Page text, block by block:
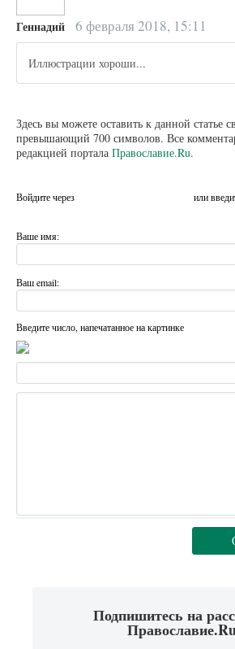
Геннадий 6 февраля 2018, 15:11
Иллюстрации хороши...
Здесь вы можете оставить к данной статье
превышающий 700 символов. Все
редакцией портала Православие.Ru.
Войдите через или
Ваше имя:
Ваш email:
Введите число, напечатанное на картинке
Подпишитесь на